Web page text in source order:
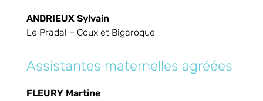
ANDRIEUX Sylvain
Le Pradal – Coux et Bigaroque
Assistantes maternelles agréées
FLEURY Martine